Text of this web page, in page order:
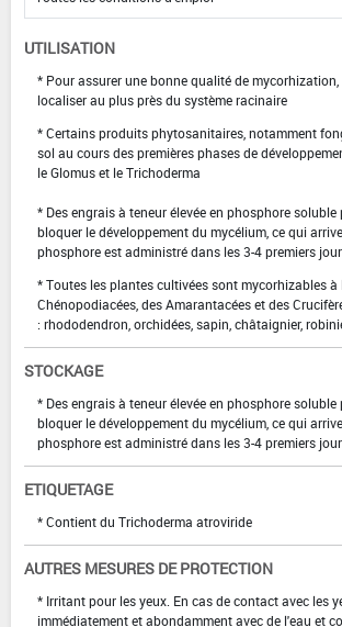
UTILISATION
* Pour assurer une bonne qualité de
localiser au plus près du système racinaire
* Certains produits phytosanitaires, notamment
sol au cours des premières phases de
le Glomus et le Trichoderma
* Des engrais à teneur élevée en phosphore soluble
bloquer le développement du mycélium, ce qui
phosphore est administré dans les 3-4 premiers
* Toutes les plantes cultivées sont mycorhizables à
Chénopodiacées, des Amarantacées et des
: rhododendron, orchidées, sapin, châtaignier,
STOCKAGE
* Des engrais à teneur élevée en phosphore soluble
bloquer le développement du mycélium, ce qui
phosphore est administré dans les 3-4 premiers
ETIQUETAGE
* Contient du Trichoderma atroviride
AUTRES MESURES DE PROTECTION
* Irritant pour les yeux. En cas de contact avec les
immédiatement et abondamment avec de l'eau et